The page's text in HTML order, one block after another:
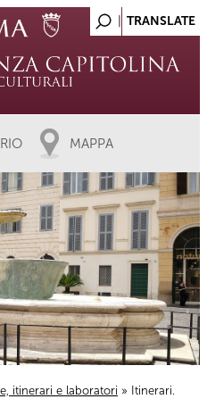
MAPPA
itinerari e laboratori » Itinerari.